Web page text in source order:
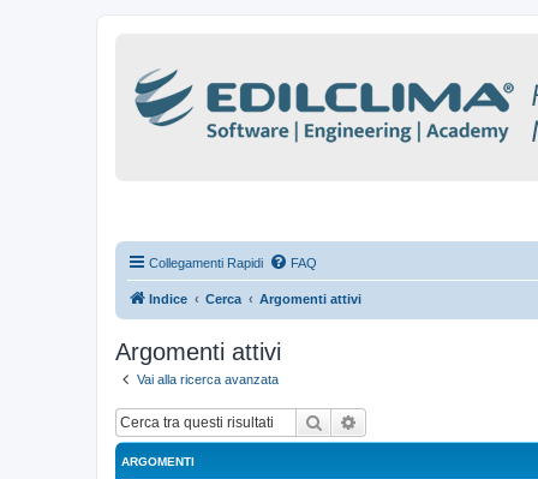
Collegamenti Rapidi FAQ
Indice Cerca Argomenti attivi
Argomenti attivi
Vai alla ricerca avanzata
Cerca
ARGOMENTI